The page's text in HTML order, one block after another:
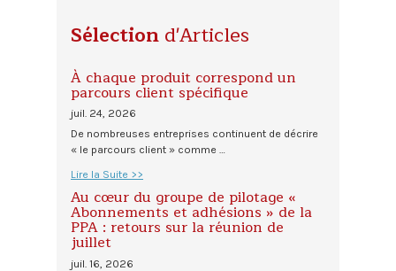
Sélection d'Articles
À chaque produit correspond un
parcours client spécifique
juil. 24, 2026
De nombreuses entreprises continuent de décrire
« le parcours client » comme …
Lire la Suite >>
Au cœur du groupe de pilotage «
Abonnements et adhésions » de la
PPA : retours sur la réunion de
juillet
juil. 16, 2026